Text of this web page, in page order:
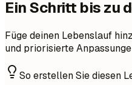
Ein Schritt bis zu
Füge deinen Lebenslauf
und priorisierte
So erstellen Sie diesen